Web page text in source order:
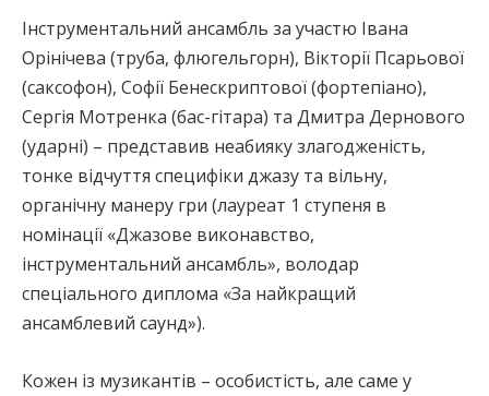
Інструментальний ансамбль за участю Івана
Орінічева (труба, флюгельгорн), Вікторії Псарьової
(саксофон), Софії Бенескриптової (фортепіано),
Сергія Мотренка (бас-гітара) та Дмитра Дернового
(ударні) – представив неабияку злагодженість,
тонке відчуття специфіки джазу та вільну,
органічну манеру гри (лауреат 1 ступеня в
номінації «Джазове виконавство,
інструментальний ансамбль», володар
спеціального диплома «За найкращий
ансамблевий саунд»).
Кожен із музикантів – особистість, але саме у